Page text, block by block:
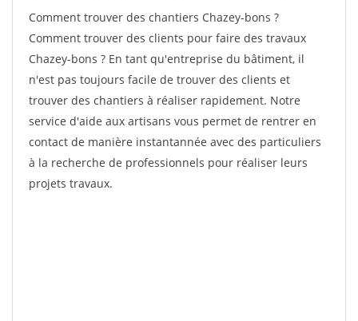
Comment trouver des chantiers Chazey-bons ?
Comment trouver des clients pour faire des travaux
Chazey-bons ? En tant qu'entreprise du bâtiment, il
n'est pas toujours facile de trouver des clients et
trouver des chantiers à réaliser rapidement. Notre
service d'aide aux artisans vous permet de rentrer en
contact de manière instantannée avec des particuliers
à la recherche de professionnels pour réaliser leurs
projets travaux.